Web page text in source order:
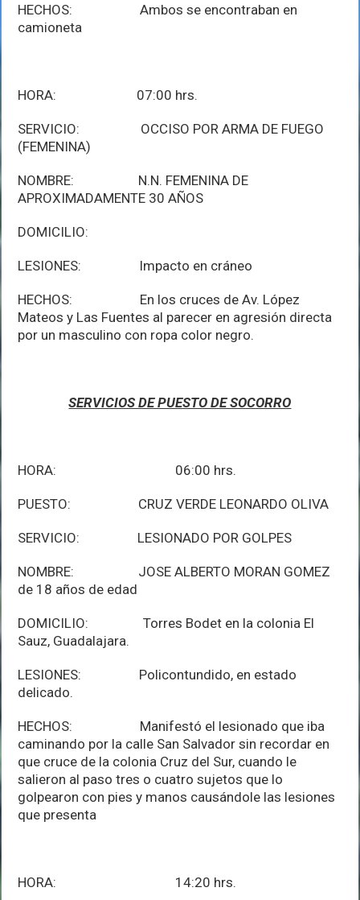
HECHOS: Ambos se encontraban en
camioneta
HORA: 07:00 hrs.
SERVICIO: OCCISO POR ARMA DE FUEGO
(FEMENINA)
NOMBRE: N.N. FEMENINA DE
APROXIMADAMENTE 30 AÑOS
DOMICILIO:
LESIONES: Impacto en cráneo
HECHOS: En los cruces de Av. López
Mateos y Las Fuentes al parecer en agresión directa
por un masculino con ropa color negro.
SERVICIOS DE PUESTO DE SOCORRO
HORA: 06:00 hrs.
PUESTO: CRUZ VERDE LEONARDO OLIVA
SERVICIO: LESIONADO POR GOLPES
NOMBRE: JOSE ALBERTO MORAN GOMEZ
de 18 años de edad
DOMICILIO: Torres Bodet en la colonia El
Sauz, Guadalajara.
LESIONES: Policontundido, en estado
delicado.
HECHOS: Manifestó el lesionado que iba
caminando por la calle San Salvador sin recordar en
que cruce de la colonia Cruz del Sur, cuando le
salieron al paso tres o cuatro sujetos que lo
golpearon con pies y manos causándole las lesiones
que presenta
HORA: 14:20 hrs.